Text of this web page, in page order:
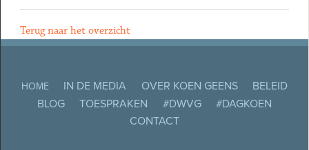
Terug naar het overzicht
HOME IN DE MEDIA OVER KOEN GEENS
BELEID
BLOG
TOESPRAKEN #DWVG
#DAGKOEN
CONTACT